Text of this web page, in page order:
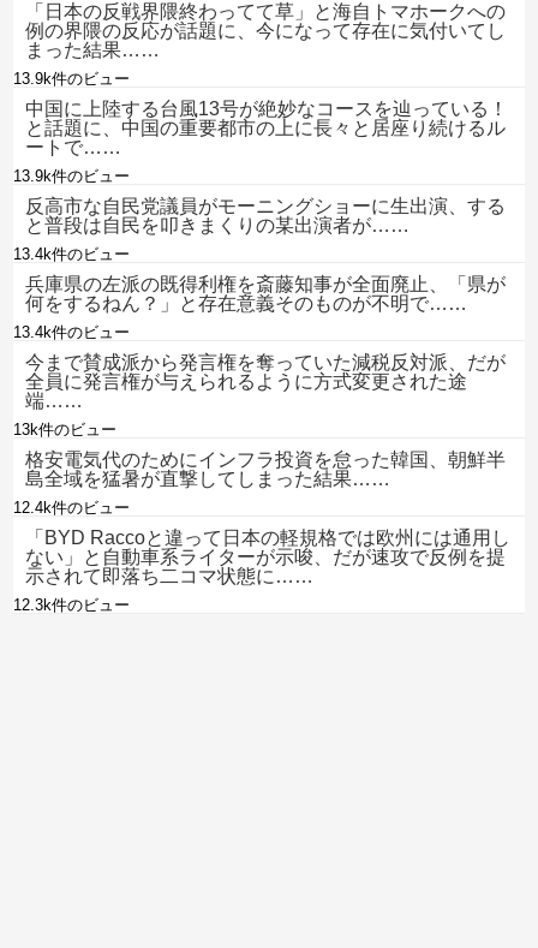
「日本の反戦界隈終わってて草」と海自トマホークへの
例の界隈の反応が話題に、今になって存在に気付いてし
まった結果……
13.9k件のビュー
中国に上陸する台風13号が絶妙なコースを辿っている！
と話題に、中国の重要都市の上に長々と居座り続けるル
ートで……
13.9k件のビュー
反高市な自民党議員がモーニングショーに生出演、する
と普段は自民を叩きまくりの某出演者が……
13.4k件のビュー
兵庫県の左派の既得利権を斎藤知事が全面廃止、「県が
何をするねん？」と存在意義そのものが不明で……
13.4k件のビュー
今まで賛成派から発言権を奪っていた減税反対派、だが
全員に発言権が与えられるように方式変更された途
端……
13k件のビュー
格安電気代のためにインフラ投資を怠った韓国、朝鮮半
島全域を猛暑が直撃してしまった結果……
12.4k件のビュー
「BYD Raccoと違って日本の軽規格では欧州には通用し
ない」と自動車系ライターが示唆、だが速攻で反例を提
示されて即落ち二コマ状態に……
12.3k件のビュー